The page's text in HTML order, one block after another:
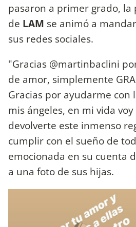
pasaron a primer grado, la
de LAM se animó a
sus redes sociales.
"Gracias @martinbaclini
de amor, simplemente
Gracias por ayudarme con
mis ángeles, en mi vida
devolverte este inmenso
cumplir con el sueño de
emocionada en su cuenta
a una foto de sus hijas.